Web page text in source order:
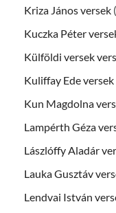
Kriza János versek
Kuczka Péter
Külföldi versek
Kuliffay Ede versek
Kun Magdolna
Lampérth Géza
Lászlóffy Aladár
Lauka Gusztáv
Lendvai István